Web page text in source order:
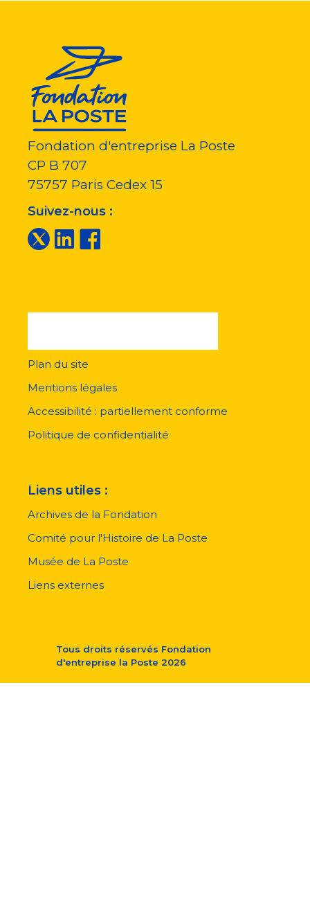
Fondation d'entreprise La Poste
CP B 707
75757 Paris Cedex 15
Suivez-nous :
Menu
pied
page
Plan du site
Mentions légales
Accessibilité : partiellement conforme
Politique de confidentialité
Liens utiles :
Archives de la Fondation
Comité pour l'Histoire de La Poste
Musée de La Poste
Liens externes
Tous droits réservés Fondation
d'entreprise la Poste 2026